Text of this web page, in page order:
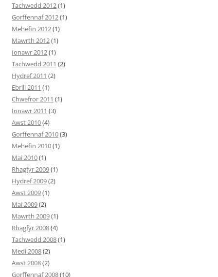
Tachwedd 2012(1)
Gorffennaf 2012(1)
Mehefin 2012(1)
Mawrth 2012(1)
Ionawr 2012(1)
Tachwedd 2011 (2)
Hydref 2011 (2)
Ebrill 2011 (1)
Chwefror 2011 (1)
Ionawr 2011 (3)
Awst 2010(4)
Gorffennaf 2010(3)
Mehefin 2010(1)
Mai 2010(1)
Rhagfyr 2009(1)
Hydref 2009(2)
Awst 2009(1)
Mai 2009(2)
Mawrth 2009(1)
Rhagfyr 2008(4)
Tachwedd 2008(1)
Medi 2008(2)
Awst 2008(2)
Gorffennaf 2008(10)